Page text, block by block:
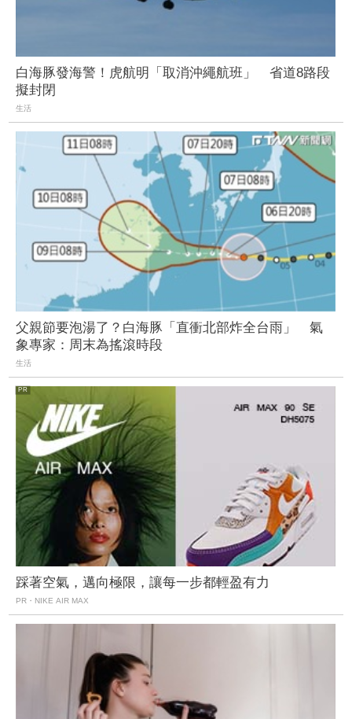
白海豚發海警！虎航明「取消沖繩航班」 省道8路段
擬封閉
生活
父親節要泡湯了？白海豚「直衝北部炸全台雨」 氣
象專家：周末為搖滾時段
生活
踩著空氣，邁向極限，讓每一步都輕盈有力
PR・NIKE AIR MAX